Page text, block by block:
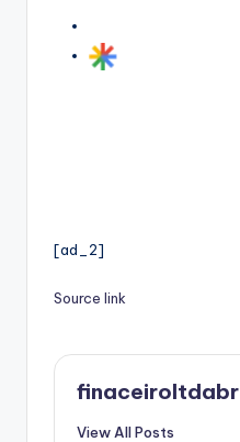
[ad_2]
Source link
finaceiroltdabr
View All Posts